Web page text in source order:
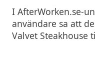
I AfterWorken.se-
användare sa att
Valvet Steakhouse